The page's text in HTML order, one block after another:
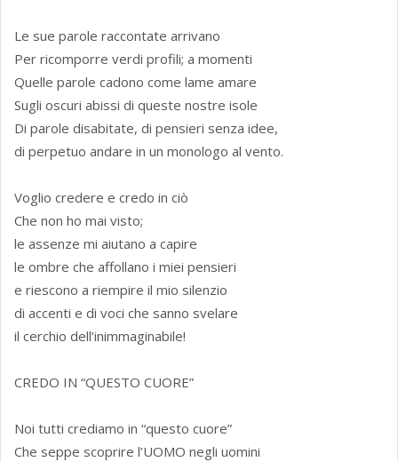
Le sue parole raccontate arrivano
Per ricomporre verdi profili; a momenti
Quelle parole cadono come lame amare
Sugli oscuri abissi di queste nostre isole
Di parole disabitate, di pensieri senza idee,
di perpetuo andare in un monologo al vento.
Voglio credere e credo in ciò
Che non ho mai visto;
le assenze mi aiutano a capire
le ombre che affollano i miei pensieri
e riescono a riempire il mio silenzio
di accenti e di voci che sanno svelare
il cerchio dell’inimmaginabile!
CREDO IN “QUESTO CUORE”
Noi tutti crediamo in “questo cuore”
Che seppe scoprire l’UOMO negli uomini